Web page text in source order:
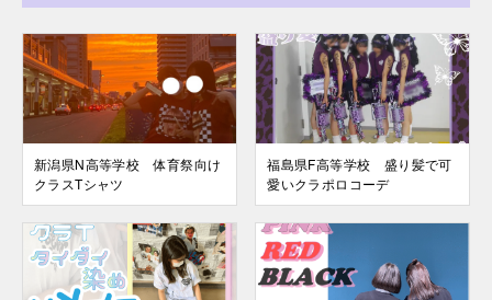
新潟県N高等学校 体育祭向け
クラスTシャツ
福島県F高等学校 盛り髪で可
愛いクラポロコーデ